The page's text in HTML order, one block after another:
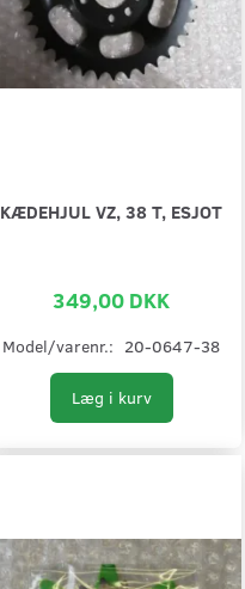
KÆDEHJUL VZ, 38 T, ESJOT
349,00 DKK
Model/varenr.: 20-0647-38
Læg i kurv